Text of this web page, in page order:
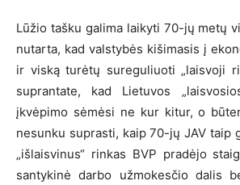
Lūžio tašku galima laikyti 70-jų metų
nutarta, kad valstybės kišimasis į
ir viską turėtų sureguliuoti „laisvoji
suprantate, kad Lietuvos
įkvėpimo sėmėsi ne kur kitur, o
nesunku suprasti, kaip 70-jų JAV taip
„išlaisvinus“ rinkas BVP pradėjo
santykinė darbo užmokesčio dalis